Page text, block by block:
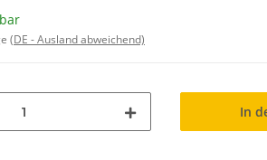
(DE - Ausland abweichend)
In